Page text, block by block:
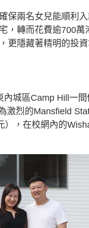
保兩名女兒能順利
，轉而花費逾700萬
更隱藏著精明的投
內城區Camp Hill一間
激烈的Mansfield
），在校網內的